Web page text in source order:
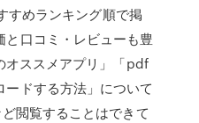
めランキング順で掲
口コミ・レビューも豊
ススメアプリ」「pdf
ドする方法」について
閲覧することはできて